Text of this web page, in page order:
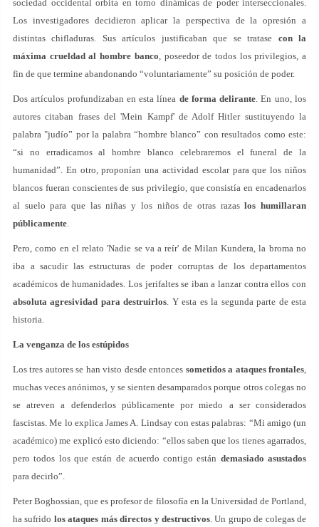
sociedad occidental orbita en torno dinámicas de poder interseccionales.
Los investigadores decidieron aplicar la perspectiva de la opresión a
distintas chifladuras. Sus artículos justificaban que se tratase con la
máxima crueldad al hombre banco, poseedor de todos los privilegios, a
fin de que termine abandonando “voluntariamente” su posición de poder.
Dos artículos profundizaban en esta línea de forma delirante. En uno, los
autores citaban frases del 'Mein Kampf' de Adolf Hitler sustituyendo la
palabra "judío” por la palabra “hombre blanco” con resultados como este:
“si no erradicamos al hombre blanco celebraremos el funeral de la
humanidad”. En otro, proponían una actividad escolar para que los niños
blancos fueran conscientes de sus privilegio, que consistía en encadenarlos
al suelo para que las niñas y los niños de otras razaslos humillaran
públicamente.
Pero, como en el relato 'Nadie se va a reír' de Milan Kundera, la broma no
iba a sacudir las estructuras de poder corruptas de los departamentos
académicos de humanidades. Los jerifaltes se iban a lanzar contra ellos con
absoluta agresividad para destruirlos. Y esta es la segunda parte de esta
historia.
La venganza de los estúpidos
Los tres autores se han visto desde entonces sometidos a ataques frontales,
muchas veces anónimos, y se sienten desamparados porque otros colegas no
se atreven a defenderlos públicamente por miedo a ser considerados
fascistas. Me lo explica James A. Lindsay con estas palabras: “Mi amigo (un
académico) me explicó esto diciendo: “ellos saben que los tienes agarrados,
pero todos los que están de acuerdo contigo están demasiado asustados
para decirlo”.
Peter Boghossian, que es profesor de filosofía en la Universidad de Portland,
ha sufrido los ataques más directos y destructivos. Un grupo de colegas de